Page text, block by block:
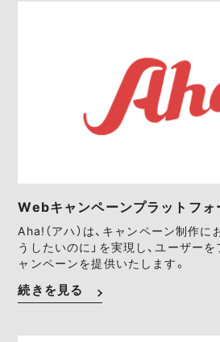
Webキャンペーンプラットフォ
Aha!（アハ）は、キャンペーン制作に
うしたいのに」を実現し、ユーザー
ャンペーンを提供いたします。
続きを見る